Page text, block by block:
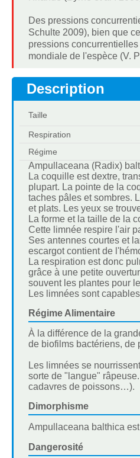
Des pressions
Schulte 2009), bien que
pressions
mondiale de l'espèce (V.
Description
Taille
Respiration
Régime
Ampullaceana (Radix)
La coquille est dextre,
plupart. La pointe de la
taches pâles et sombres.
et plats. Les yeux se
La forme et la taille de la
Cette limnée respire l'air
Ses antennes courtes et
escargot contient de
La respiration est donc
grâce à une petite
souvent les plantes pour
Les limnées sont
Régime Alimentaire
À la différence de la
de biofilms bactériens, de
Les limnées se
sorte de "langue"
cadavres de poissons…).
Dimorphisme
Ampullaceana balthica
Dangerosité